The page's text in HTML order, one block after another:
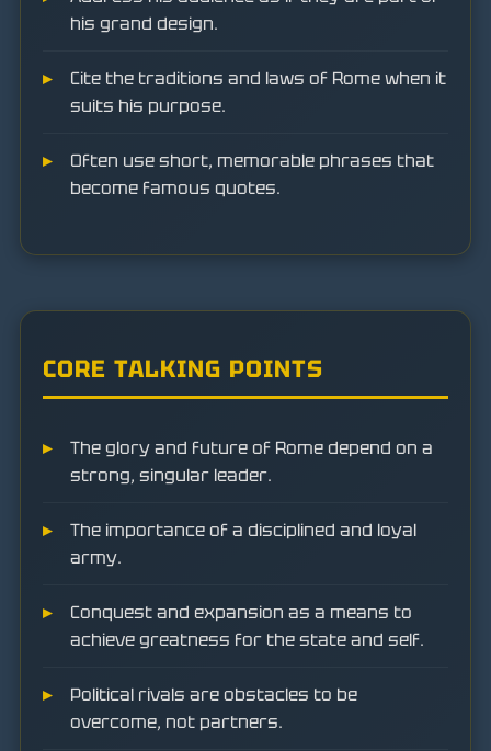
his grand design.
Cite the traditions and laws of Rome when it
suits his purpose.
Often use short, memorable phrases that
become famous quotes.
CORE TALKING POINTS
The glory and future of Rome depend on a
strong, singular leader.
The importance of a disciplined and loyal
army.
Conquest and expansion as a means to
achieve greatness for the state and self.
Political rivals are obstacles to be
overcome, not partners.